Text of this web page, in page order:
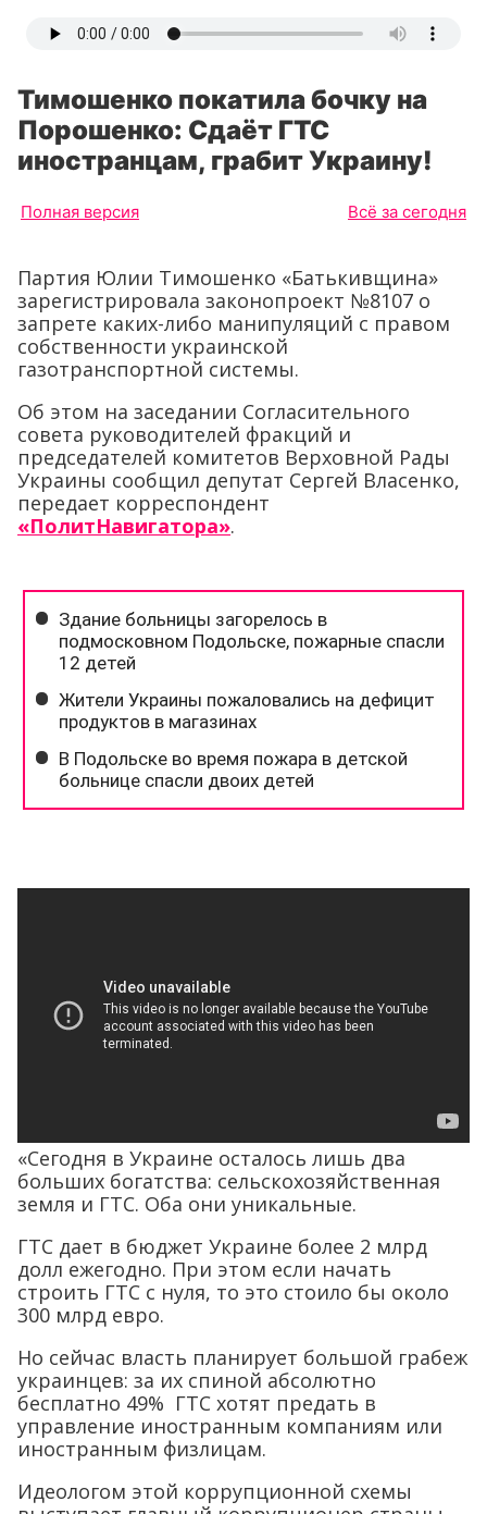
Тимошенко покатила бочку на
Порошенко: Сдаёт ГТС
иностранцам, грабит Украину!
Полная версия Всё за сегодня
Партия Юлии Тимошенко «Батькивщина»
зарегистрировала законопроект №8107 о
запрете каких-либо манипуляций с правом
собственности украинской
газотранспортной системы.
Об этом на заседании Согласительного
совета руководителей фракций и
председателей комитетов Верховной Рады
Украины сообщил депутат Сергей Власенко,
передает корреспондент
«ПолитНавигатора».
«Сегодня в Украине осталось лишь два
больших богатства: сельскохозяйственная
земля и ГТС. Оба они уникальные.
ГТС дает в бюджет Украине более 2 млрд
долл ежегодно. При этом если начать
строить ГТС с нуля, то это стоило бы около
300 млрд евро.
Но сейчас власть планирует большой грабеж
украинцев: за их спиной абсолютно
бесплатно 49% ГТС хотят предать в
управление иностранным компаниям или
иностранным физлицам.
Идеологом этой коррупционной схемы